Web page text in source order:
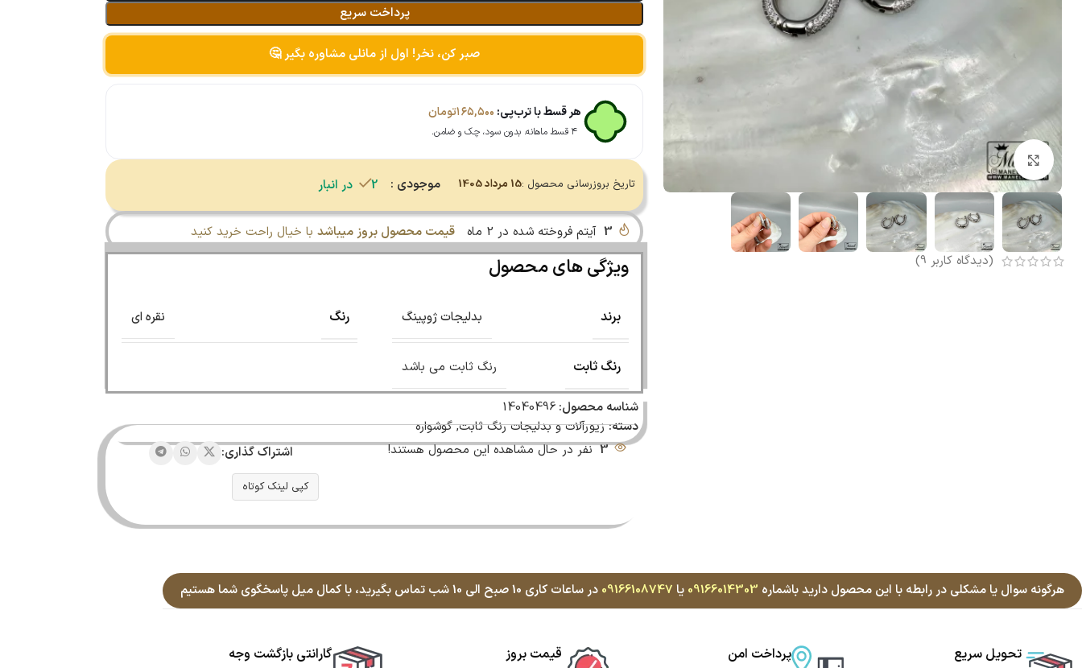
بزرگنمایی تصویر
(دیدگاه کاربر 9
)
پرداخت سریع
صبر کن، نخر! اول از مانلی مشاوره بگیر 🤔
هر قسط با ترب‌پی: ۱۶۵,۵۰۰تومان
۴ قسط ماهانه. بدون سود، چک و ضامن.
15 مرداد 1405تاریخ بروزرسانی محصول : موجودی : 2 در انبار
3 آیتم فروخته شده در 2 ماه قیمت محصول بروز میباشد با خیال راحت خرید کنید
ویژگی های محصول
برند بدلیجات ژوپینگ رنگ نقره ای
رنگ ثابت رنگ ثابت می باشد
شناسه محصول:14040496
دسته: زیورآلات و بدلیجات رنگ ثابت, گوشواره
3 نفر در حال مشاهده این محصول هستند! اشتراک گذاری:
کپی لینک کوتاه
هرگونه سوال یا مشکلی در رابطه با این محصول دارید باشماره 09166014303 یا 09166108747 در ساعات کاری 10 صبح الی 10 شب تماس بگیرید، با کمال میل پاسخگوی شما هستیم
تحویل سریع پرداخت امن قیمت بروز گارانتی بازگشت وجه